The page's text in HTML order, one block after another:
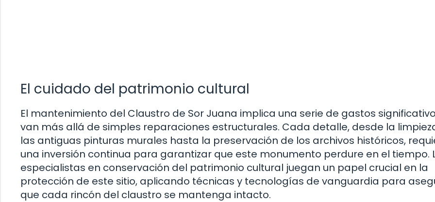
El cuidado del patrimonio cultural
El mantenimiento del Claustro de Sor Juana implica una serie de gastos
van más allá de simples reparaciones estructurales. Cada detalle, desde la
las antiguas pinturas murales hasta la preservación de los archivos históricos,
una inversión continua para garantizar que este monumento perdure en el tiempo.
especialistas en conservación del patrimonio cultural juegan un papel crucial en la
protección de este sitio, aplicando técnicas y tecnologías de vanguardia para
que cada rincón del claustro se mantenga intacto.